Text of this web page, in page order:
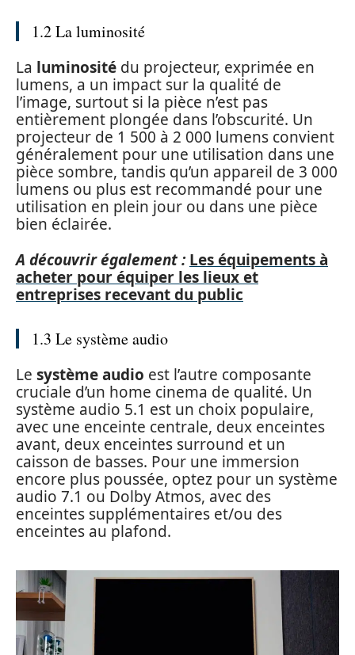
1.2 La luminosité
La luminosité du projecteur, exprimée en
lumens, a un impact sur la qualité de
l’image, surtout si la pièce n’est pas
entièrement plongée dans l’obscurité. Un
projecteur de 1 500 à 2 000 lumens convient
généralement pour une utilisation dans une
pièce sombre, tandis qu’un appareil de 3 000
lumens ou plus est recommandé pour une
utilisation en plein jour ou dans une pièce
bien éclairée.
A découvrir également : Les équipements à
acheter pour équiper les lieux et
entreprises recevant du public
1.3 Le système audio
Le système audio est l’autre composante
cruciale d’un home cinema de qualité. Un
système audio 5.1 est un choix populaire,
avec une enceinte centrale, deux enceintes
avant, deux enceintes surround et un
caisson de basses. Pour une immersion
encore plus poussée, optez pour un système
audio 7.1 ou Dolby Atmos, avec des
enceintes supplémentaires et/ou des
enceintes au plafond.